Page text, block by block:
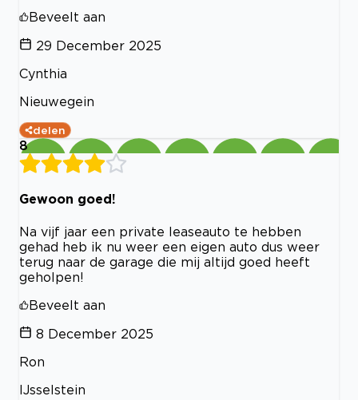
Beveelt aan
29 December 2025
Cynthia
Nieuwegein
delen
8
Gewoon goed!
Na vijf jaar een private leaseauto te hebben
gehad heb ik nu weer een eigen auto dus weer
terug naar de garage die mij altijd goed heeft
geholpen!
Beveelt aan
8 December 2025
Ron
IJsselstein